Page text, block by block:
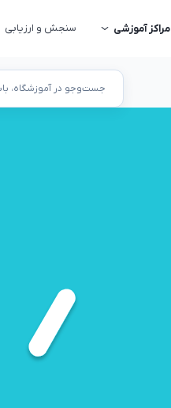
مراکز آموزشی سنجش و ارزیابی
جست‌وجو در آموزشگاه،